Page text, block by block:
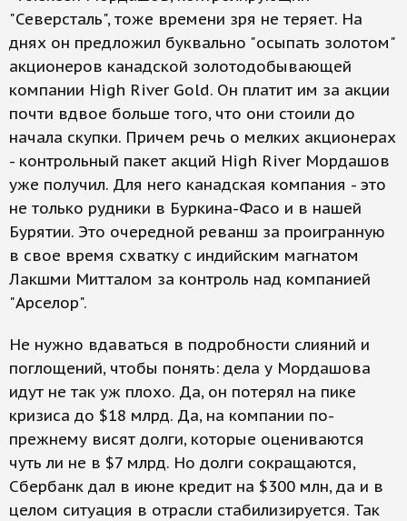
"Северсталь", тоже времени зря не теряет. На
днях он предложил буквально "осыпать золотом"
акционеров канадской золотодобывающей
компании High River Gold. Он платит им за акции
почти вдвое больше того, что они стоили до
начала скупки. Причем речь о мелких акционерах
- контрольный пакет акций High River Мордашов
уже получил. Для него канадская компания - это
не только рудники в Буркина-Фасо и в нашей
Бурятии. Это очередной реванш за проигранную
в свое время схватку с индийским магнатом
Лакшми Митталом за контроль над компанией
"Арселор".
Не нужно вдаваться в подробности слияний и
поглощений, чтобы понять: дела у Мордашова
идут не так уж плохо. Да, он потерял на пике
кризиса до $18 млрд. Да, на компании по-
прежнему висят долги, которые оцениваются
чуть ли не в $7 млрд. Но долги сокращаются,
Сбербанк дал в июне кредит на $300 млн, да и в
целом ситуация в отрасли стабилизируется. Так